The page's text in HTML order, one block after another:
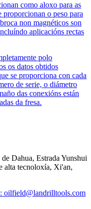
como aloxo para as
o peso para
non magnéticos son
aplicacións rectas
polo
os datos obtidos
se proporciona con cada
de serie, o diámetro
das conexións están
da fresa.
Dahua, Estrada Yunshui
alta tecnoloxía, Xi'an,
oilfield@landrilltools.com